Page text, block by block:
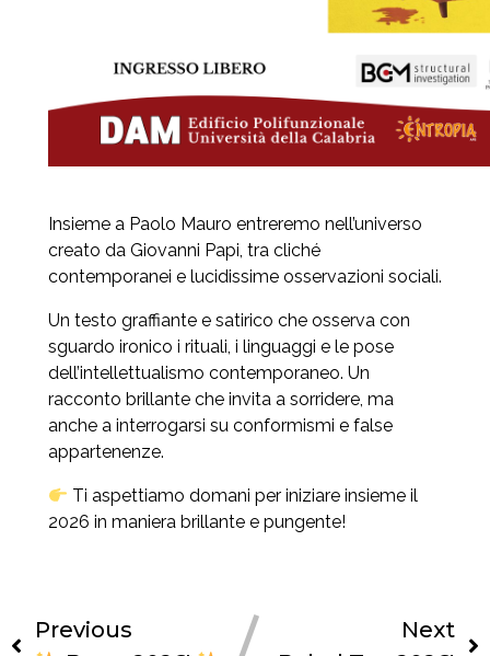
Insieme a Paolo Mauro entreremo nell’universo
creato da Giovanni Papi, tra cliché
contemporanei e lucidissime osservazioni sociali.
Un testo graffiante e satirico che osserva con
sguardo ironico i rituali, i linguaggi e le pose
dell’intellettualismo contemporaneo. Un
racconto brillante che invita a sorridere, ma
anche a interrogarsi su conformismi e false
appartenenze.
Ti aspettiamo domani per iniziare insieme il
2026 in maniera brillante e pungente!
Previous
Next